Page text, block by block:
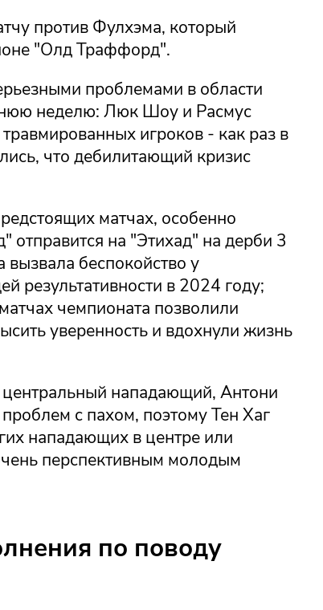
против Фулхэма, который
"Олд Траффорд".
проблемами в области
неделю: Люк Шоу и Расмус
игроков - как раз в
что дебилитающий кризис
матчах, особенно
отправится на "Этихад" на дерби 3
беспокойство у
результативности в 2024 году;
чемпионата позволили
уверенность и вдохнули жизнь
нападающий, Антони
с пахом, поэтому Тен Хаг
нападающих в центре или
перспективным молодым
по поводу